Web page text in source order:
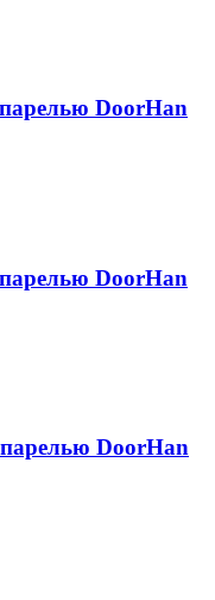
DoorHan
DoorHan
DoorHan